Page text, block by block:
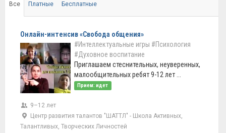
Все Платные Бесплатные
Онлайн-интенсив «Свобода общения»
#Интеллектуальные игры #Психология
#Духовное воспитание
Приглашаем стеснительных, неуверенных,
малообщительных ребят 9-12 лет ...
Прием: идет
9–12 лет
Центр развития талантов "ШАТТЛ" - Школа Активных,
Талантливых, Творческих Личностей